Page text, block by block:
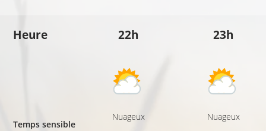
Heure
Temps sensible
22h
Nuageux
23h
Nuageux